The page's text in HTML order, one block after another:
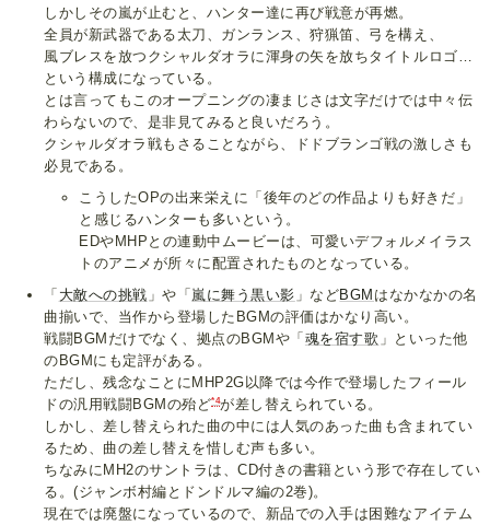
しかしその嵐が止むと、ハンター達に再び戦意が再燃。
全員が新武器である太刀、ガンランス、狩猟笛、弓を構え、
風ブレスを放つクシャルダオラに渾身の矢を放ちタイトルロゴ…
という構成になっている。
とは言ってもこのオープニングの凄まじさは文字だけでは中々伝
わらないので、是非見てみると良いだろう。
クシャルダオラ戦もさることながら、ドドブランゴ戦の激しさも
必見である。
こうしたOPの出来栄えに「後年のどの作品よりも好きだ」
と感じるハンターも多いという。
EDやMHPとの連動中ムービーは、可愛いデフォルメイラス
トのアニメが所々に配置されたものとなっている。
「 大敵への挑戦 」や「 嵐に舞う黒い影 」などBGM はなかなかの名
曲揃いで、当作から登場したBGMの評価はかなり高い。
戦闘BGMだけでなく、拠点のBGMや「 魂を宿す歌 」といった他
のBGMにも定評がある。
ただし、残念なことにMHP2G以降では今作で登場したフィール
ドの汎用戦闘BGMの殆ど*4が差し替えられている。
しかし、差し替えられた曲の中には人気のあった曲も含まれてい
るため、曲の差し替えを惜しむ声も多い。
ちなみにMH2のサントラは、CD付きの書籍という形で存在してい
る。(ジャンボ村編とドンドルマ編の2巻)。
現在では廃盤になっているので、新品での入手は困難なアイテム